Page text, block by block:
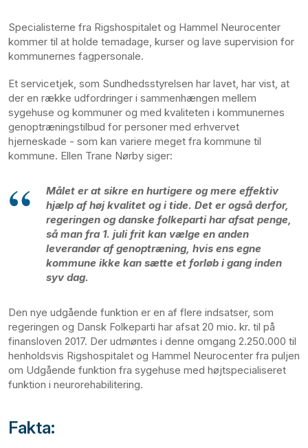
Specialisterne fra Rigshospitalet og Hammel Neurocenter
kommer til at holde temadage, kurser og lave supervision for
kommunernes fagpersonale.
Et servicetjek, som Sundhedsstyrelsen har lavet, har vist, at
der en række udfordringer i sammenhængen mellem
sygehuse og kommuner og med kvaliteten i kommunernes
genoptræningstilbud for personer med erhvervet
hjerneskade - som kan variere meget fra kommune til
kommune. Ellen Trane Nørby siger:
Målet er at sikre en hurtigere og mere effektiv
hjælp af høj kvalitet og i tide. Det er også derfor,
regeringen og danske folkeparti har afsat penge,
så man fra 1. juli frit kan vælge en anden
leverandør af genoptræning, hvis ens egne
kommune ikke kan sætte et forløb i gang inden
syv dag.
Den nye udgående funktion er en af flere indsatser, som
regeringen og Dansk Folkeparti har afsat 20 mio. kr. til på
finansloven 2017. Der udmøntes i denne omgang 2.250.000 til
henholdsvis Rigshospitalet og Hammel Neurocenter fra puljen
om Udgående funktion fra sygehuse med højtspecialiseret
funktion i neurorehabilitering.
Fakta: